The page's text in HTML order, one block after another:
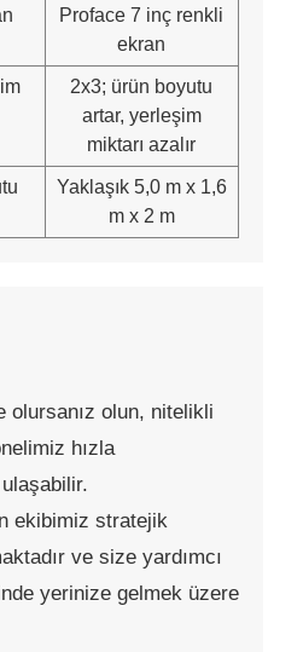
Proface 7 inç renkli
ekran
2x3; ürün boyutu
artar, yerleşim
miktarı azalır
Yaklaşık 5,0 m x 1,6
m x 2 m
olursanız olun, nitelikli
hızla
ekibimiz stratejik
ve size yardımcı
yerinize gelmek üzere